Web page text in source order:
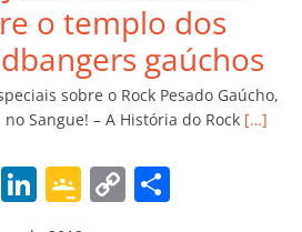
n Cl
a
ss
ro
o
m
n
k
til
h
ar
o templo dos
gaúchos
sobre o Rock Pesado Gaúcho,
Sangue! – A História do Rock […]
W Li
n
G
o
C